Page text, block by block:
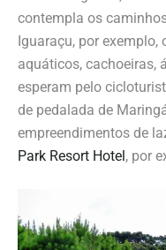
contempla os
Iguaraçu, por exemplo,
aquáticos, cachoeiras,
esperam pelo
de pedalada de
empreendimentos de
Park Resort Hotel, por